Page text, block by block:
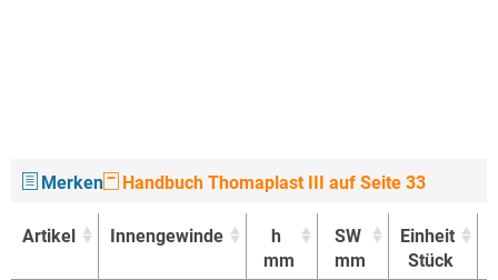
Merken Handbuch Thomaplast III auf Seite 33
Artikel Innengewinde
h
mm
SW
mm
Einheit
Stück